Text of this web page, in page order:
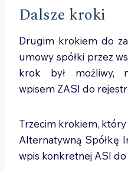
Dalsze kroki
Drugim krokiem do
umowy spółki przez
krok był możliwy,
wpisem ZASI do
Trzecim krokiem,
Alternatywną Spółkę
wpis konkretnej ASI do